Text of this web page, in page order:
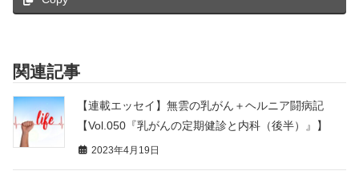
関連記事
【連載エッセイ】無雲の乳がん＋ヘルニア闘病記
【Vol.050『乳がんの定期健診と内科（後半）』】
2023年4月19日